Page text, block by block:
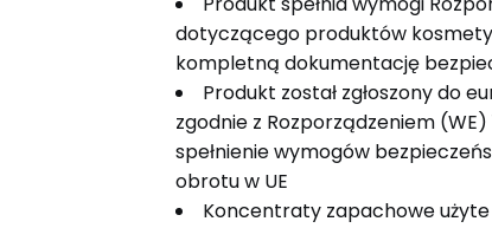
dotyczącego produktów
kompletną dokumentację
Produkt został zgłoszony do
zgodnie z Rozporządzeniem
spełnienie wymogów
obrotu w UE
Koncentraty zapachowe